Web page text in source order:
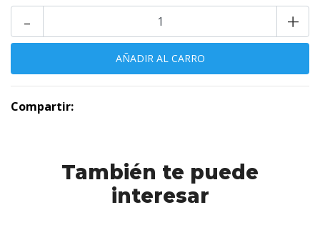
+
-
Compartir:
También te puede
interesar